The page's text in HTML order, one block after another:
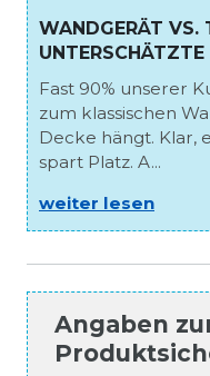
WANDGERÄT VS.
Fast 90% unserer
zum klassischen
Decke hängt. Klar,
spart Platz. A...
weiter lesen
Angaben